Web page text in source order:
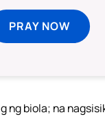
PRAY NOW
biola; na